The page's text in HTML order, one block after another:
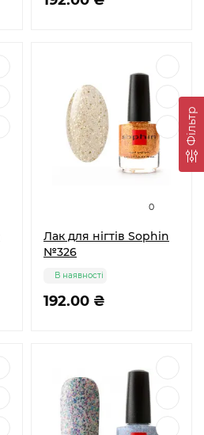
Фільтр
0
Лак для нігтів Sophin
№326
192.00 ₴
В наявності